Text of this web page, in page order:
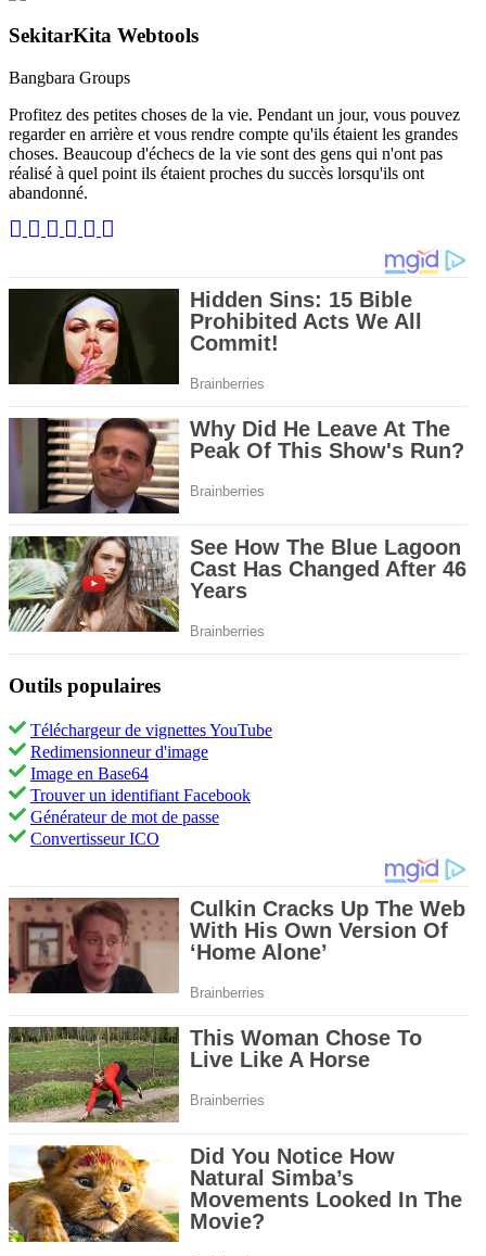
SekitarKita Webtools
Bangbara Groups
Profitez des petites choses de la vie. Pendant un jour, vous pouvez
regarder en arrière et vous rendre compte qu'ils étaient les grandes
choses. Beaucoup d'échecs de la vie sont des gens qui n'ont pas
réalisé à quel point ils étaient proches du succès lorsqu'ils ont
abandonné.
Outils populaires
Téléchargeur de vignettes YouTube
Redimensionneur d'image
Image en Base64
Trouver un identifiant Facebook
Générateur de mot de passe
Convertisseur ICO